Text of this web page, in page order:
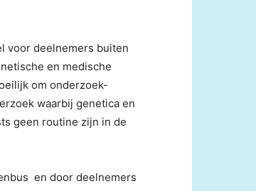
voor deelnemers buiten
en medische
om onderzoek-
waarbij genetica en
geen routine zijn in de
en door deelnemers